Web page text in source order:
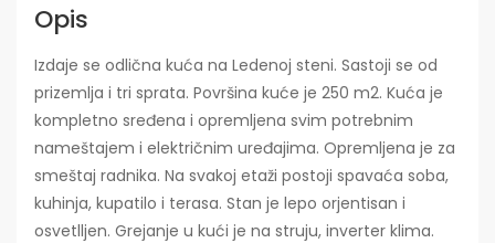
Opis
Izdaje se odlična kuća na Ledenoj steni. Sastoji se od
prizemlja i tri sprata. Površina kuće je 250 m2. Kuća je
kompletno sređena i opremljena svim potrebnim
nameštajem i električnim uređajima. Opremljena je za
smeštaj radnika. Na svakoj etaži postoji spavaća soba,
kuhinja, kupatilo i terasa. Stan je lepo orjentisan i
osvetlljen. Grejanje u kući je na struju, inverter klima.